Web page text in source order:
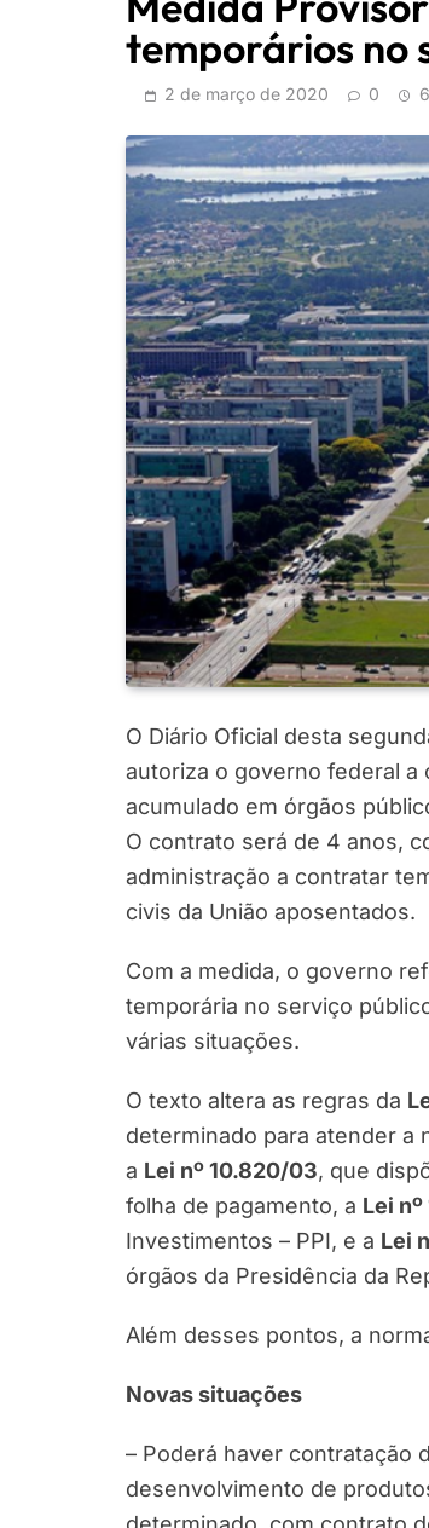
temporários no
2 de março de 2020 0
O Diário Oficial desta
autoriza o governo federal a
acumulado em órgãos
O contrato será de 4 anos,
administração a contratar
civis da União aposentados.
Com a medida, o governo
temporária no serviço
várias situações.
O texto altera as regras da
determinado para atender a
a Lei nº 10.820/03, que
folha de pagamento, a Lei
Investimentos – PPI, e a Lei
órgãos da Presidência da
Além desses pontos, a
Novas situações
– Poderá haver contratação
desenvolvimento de